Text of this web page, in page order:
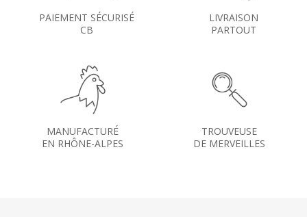
PAIEMENT SÉCURISÉ
CB
LIVRAISON
PARTOUT
MANUFACTURÉ
EN RHÔNE-ALPES
TROUVEUSE
DE MERVEILLES